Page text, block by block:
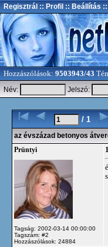
Regisztrál :: Profil :: Beállítás
Hozzászólások: 9503943/43
Név:
Jelszó:
/ 1
az évszázad betonyos
Prüntyi
Tagság: 2002-03-14 00:00:00
Tagszám: #2
Hozzászólások: 24884